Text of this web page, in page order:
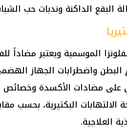
الداكنة وندبات حب
الموسمية ويعتبر مضاداً
البطن واضطرابات الجهاز
على مضادات الأكسدة
البكتيرية، بحسب
العلاجية.